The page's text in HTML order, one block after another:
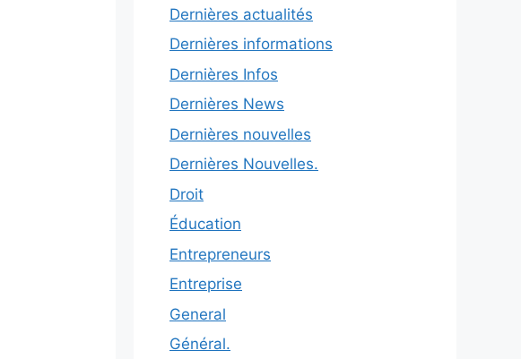
Dernières actualités
Dernières informations
Dernières Infos
Dernières News
Dernières nouvelles
Dernières Nouvelles.
Droit
Éducation
Entrepreneurs
Entreprise
General
Général.